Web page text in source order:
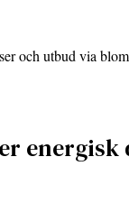
och utbud via
energisk